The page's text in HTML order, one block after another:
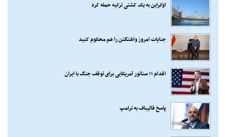
اوکراین به یک کشتی ترکیه حمله کرد
جنایات امروز واشنگتن را هم محکوم کنید
اقدام ۱۱ سناتور آمریکایی برای توقف جنگ با ایران
پاسخ قالیباف به ترامپ